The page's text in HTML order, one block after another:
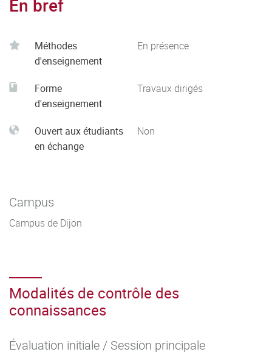
Méthodes
d'enseignement
En présence
Forme
d'enseignement
Travaux dirigés
Ouvert aux étudiants
en échange
Non
Campus
Campus de Dijon
Modalités de contrôle des
connaissances
Évaluation initiale / Session principale